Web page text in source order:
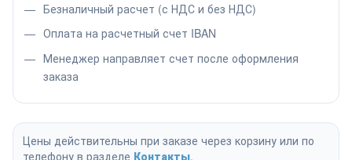
Безналичный расчет (с НДС и без НДС)
Оплата на расчетный счет IBAN
Менеджер направляет счет после оформления
заказа
Цены действительны при заказе через корзину или по
телефону в разделе Контакты.